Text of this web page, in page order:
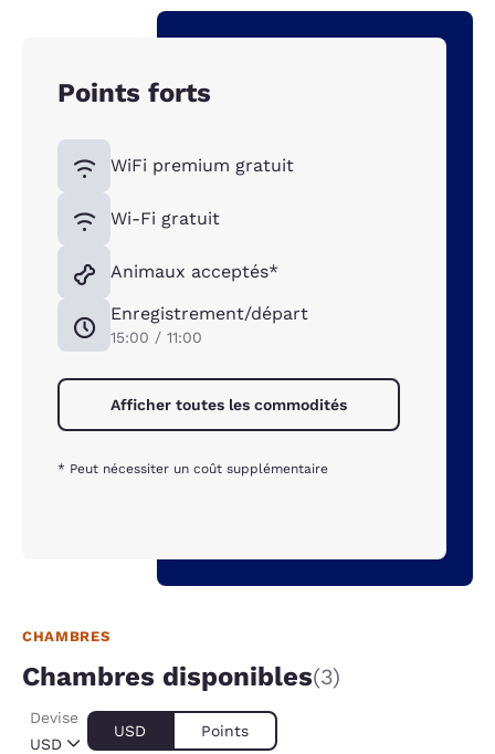
Points forts
WiFi premium gratuit
Wi-Fi gratuit
Animaux acceptés*
Enregistrement/départ
15:00 / 11:00
Afficher toutes les commodités
* Peut nécessiter un coût supplémentaire
CHAMBRES
Chambres disponibles(3)
USD
Devise
USD Points